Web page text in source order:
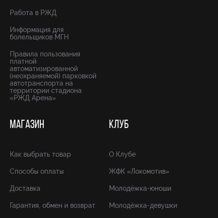
Работа в РЖД
Информация для
болельщиков МГН
Правила пользования
платной
автоматизированной
(неохраняемой) парковкой
автотранспорта на
территории стадиона
«РЖД Арена»
МАГАЗИН
Как выбрать товар
Способы оплаты
Доставка
Гарантия, обмен и возврат
КЛУБ
О Клубе
ЖФК «Локомотив»
Молодёжка-юноши
Молодёжка-девушки